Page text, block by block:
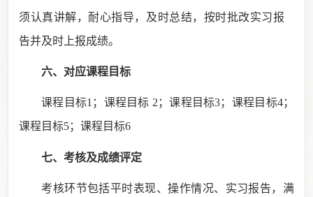
须认真讲解，耐心指导，及时总结，按时批改实习报
告并及时上报成绩。
六、对应课程目标
课程目标1； 课程目标 2；课程目标3； 课程目标4；
课程目标5；课程目标6
七、考核及成绩评定
考核环节包括平时表现、操作情况、实习报告，满